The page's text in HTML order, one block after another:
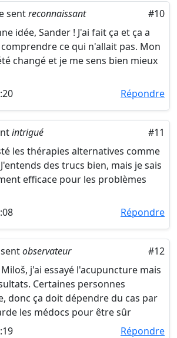
sentreconnaissant
#10
idée, Sander ! J'ai fait ça et ça a
ce qui n'allait pas. Mon
changé et je me sens bien mieux
Répondre
intrigué
#11
les thérapies alternatives comme
des trucs bien, mais je sais
efficace pour les problèmes
Répondre
observateur
#12
j'ai essayé l'acupuncture mais
Certaines personnes
donc ça doit dépendre du cas par
les médocs pour être sûr
Répondre